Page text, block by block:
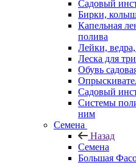
Садовый
Бирки,
Капельная
полива
Лейки,
Леска для
Обувь
Садовый
Системы
ним
Семена
Назад
Семена
Большая